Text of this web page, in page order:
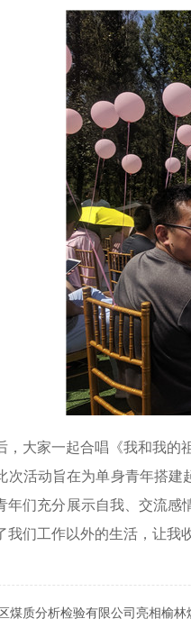
，大家一起合唱《我和我的
次活动旨在为单身青年搭建
年们充分展示自我、交流感
我们工作以外的生活，让我
煤质分析检验有限公司亮相榆林